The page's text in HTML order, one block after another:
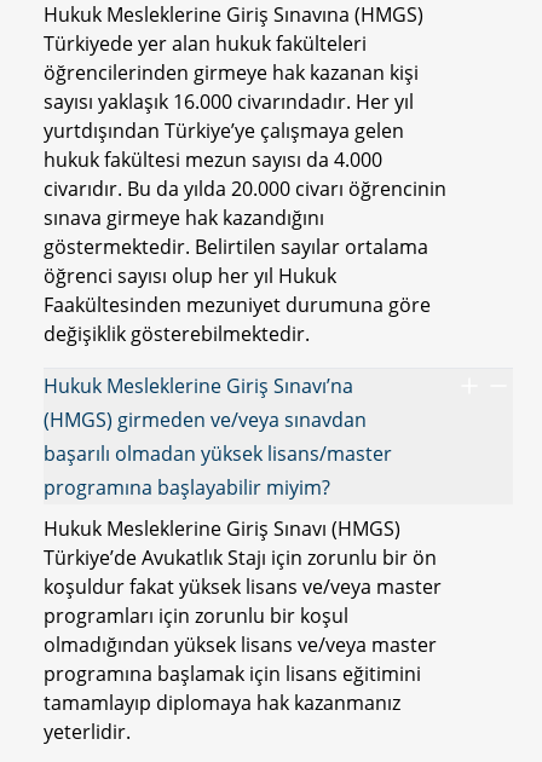
Hukuk Mesleklerine Giriş Sınavına (HMGS)
Türkiyede yer alan hukuk fakülteleri
öğrencilerinden girmeye hak kazanan kişi
sayısı yaklaşık 16.000 civarındadır. Her yıl
yurtdışından Türkiye’ye çalışmaya gelen
hukuk fakültesi mezun sayısı da 4.000
civarıdır. Bu da yılda 20.000 civarı öğrencinin
sınava girmeye hak kazandığını
göstermektedir. Belirtilen sayılar ortalama
öğrenci sayısı olup her yıl Hukuk
Faakültesinden mezuniyet durumuna göre
değişiklik gösterebilmektedir.
Hukuk Mesleklerine Giriş Sınavı’na
(HMGS) girmeden ve/veya sınavdan
başarılı olmadan yüksek lisans/master
programına başlayabilir miyim?
Hukuk Mesleklerine Giriş Sınavı (HMGS)
Türkiye’de Avukatlık Stajı için zorunlu bir ön
koşuldur fakat yüksek lisans ve/veya master
programları için zorunlu bir koşul
olmadığından yüksek lisans ve/veya master
programına başlamak için lisans eğitimini
tamamlayıp diplomaya hak kazanmanız
yeterlidir.